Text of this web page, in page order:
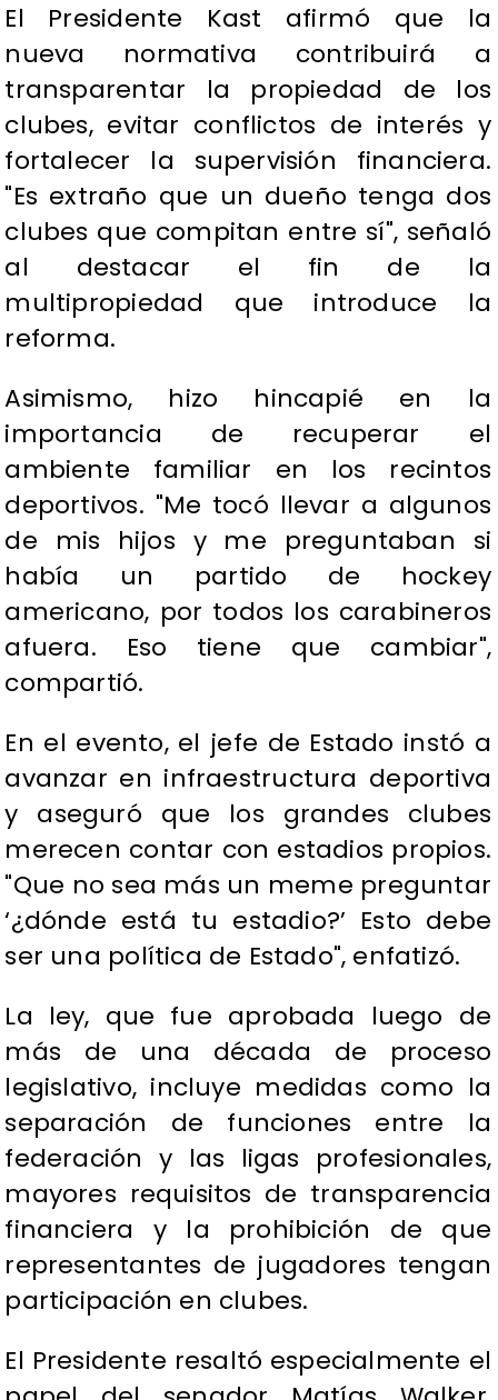
El Presidente Kast afirmó que la
nueva normativa contribuirá a
transparentar la propiedad de los
clubes, evitar conflictos de interés y
fortalecer la supervisión financiera.
"Es extraño que un dueño tenga dos
clubes que compitan entre sí", señaló
al destacar el fin de la
multipropiedad que introduce la
reforma.
Asimismo, hizo hincapié en la
importancia de recuperar el
ambiente familiar en los recintos
deportivos. "Me tocó llevar a algunos
de mis hijos y me preguntaban si
había un partido de hockey
americano, por todos los carabineros
afuera. Eso tiene que cambiar",
compartió.
En el evento, el jefe de Estado instó a
avanzar en infraestructura deportiva
y aseguró que los grandes clubes
merecen contar con estadios propios.
"Que no sea más un meme preguntar
‘¿dónde está tu estadio?’ Esto debe
ser una política de Estado", enfatizó.
La ley, que fue aprobada luego de
más de una década de proceso
legislativo, incluye medidas como la
separación de funciones entre la
federación y las ligas profesionales,
mayores requisitos de transparencia
financiera y la prohibición de que
representantes de jugadores tengan
participación en clubes.
El Presidente resaltó especialmente el